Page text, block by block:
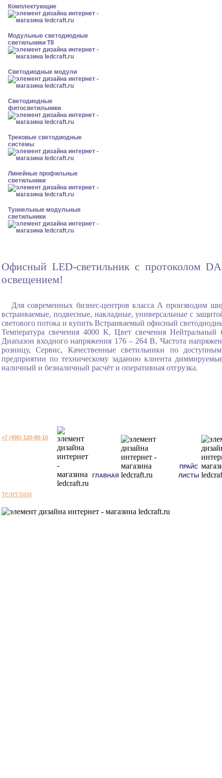
Комплектующие
Модульные светодиодные
светильники Т8
Светодиодные модули
Светодиодные
фитосветильники
Трековые светодиодные
системы
Линейные профильные
светильники
Туннельные модульные
светильники
Офисный LED-светильник с протоколом
освещением!
Для современных бизнес-центров класса А производим
встраиваемые, подвесные, накладные, универсальные с
светового потока и купить Встраиваемый офисный
Температура свечения 4000 К, Цвет свечения
Диапазон входного напряжения 176 – 264 В, Частота
розницу, Сервис, Качественные светильники по
предприятии по техническому заданию клиента
наличный и безналичный расчёт и оперативная отгрузка.
+7 (495) 120-80-10
ГЛАВНАЯ
ПРАЙС
ЛИСТЫ
телеграм